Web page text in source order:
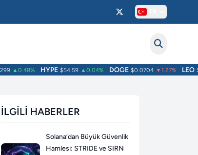
▲0.48% HYPE $54.59 ▲0.04% DOGE $0.0704 ▼1.27% LEO
İLGILI HABERLER
Solana’dan Büyük Güvenlik
Hamlesi: STRIDE ve SIRN